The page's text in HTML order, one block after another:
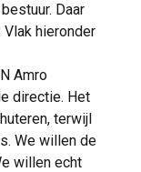
Daar
hieronder
Amro
directie. Het
terwijl
We willen de
willen echt